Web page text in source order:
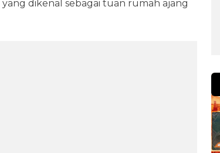
yang dikenal sebagai tuan rumah ajang